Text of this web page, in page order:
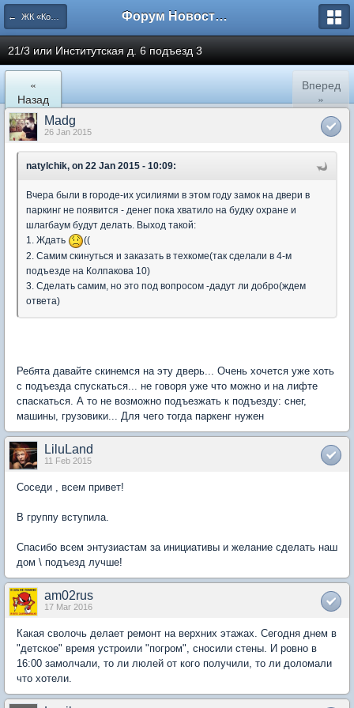
← ЖК «Комфортный КВАРТАЛ» Форум Новостройки
21/3 или Институтская д. 6 подъезд 3
«
Назад
Вперед
»
Madg
26 Jan 2015
natylchik, on 22 Jan 2015 - 10:09:
Вчера были в городе-их усилиями в этом году замок на двери в
паркинг не появится - денег пока хватило на будку охране и
шлагбаум будут делать. Выход такой:
1. Ждать
((
2. Самим скинуться и заказать в техкоме(так сделали в 4-м
подъезде на Колпакова 10)
3. Сделать самим, но это под вопросом -дадут ли добро(ждем
ответа)
Ребята давайте скинемся на эту дверь... Очень хочется уже хоть
с подъезда спускаться... не говоря уже что можно и на лифте
спаскаться. А то не возможно подъезжать к подъезду: снег,
машины, грузовики... Для чего тогда паркенг нужен
LiluLand
11 Feb 2015
Соседи , всем привет!
В группу вступила.
Спасибо всем энтузиастам за инициативы и желание сделать наш
дом \ подъезд лучше!
am02rus
17 Mar 2016
Какая сволочь делает ремонт на верхних этажах. Сегодня днем в
"детское" время устроили "погром", сносили стены. И ровно в
16:00 замолчали, то ли люлей от кого получили, то ли доломали
что хотели.